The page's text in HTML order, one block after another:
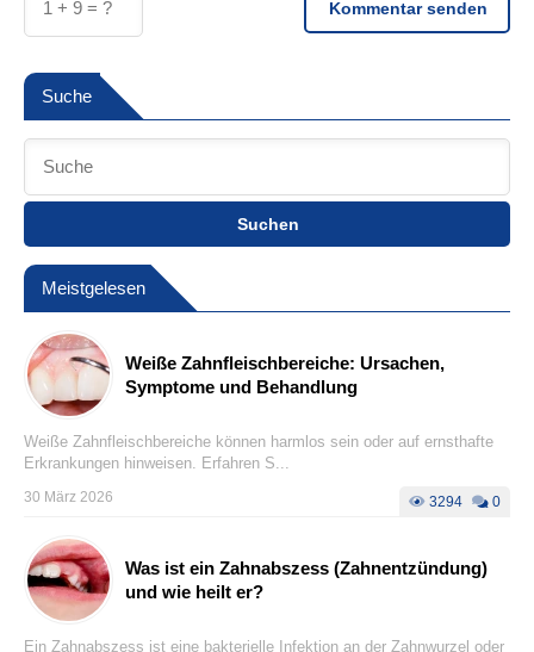
Kommentar senden
Suche
Suchen
Meistgelesen
Weiße Zahnfleischbereiche: Ursachen,
Symptome und Behandlung
Weiße Zahnfleischbereiche können harmlos sein oder auf ernsthafte
Erkrankungen hinweisen. Erfahren S...
30 März 2026 3294 0
Was ist ein Zahnabszess (Zahnentzündung)
und wie heilt er?
Ein Zahnabszess ist eine bakterielle Infektion an der Zahnwurzel oder